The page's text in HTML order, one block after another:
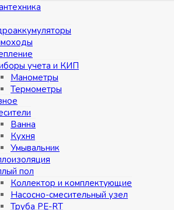
учета и КИП
Манометры
Термометры
Ванна
Кухня
Умывальник
пол
Коллектор и комплектующие
Насосно-смесительный узел
Труба PE-RT